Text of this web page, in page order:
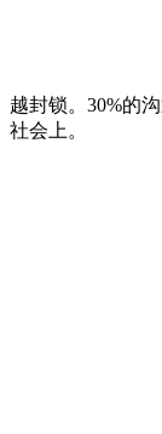
越封锁。30%的
社会上。